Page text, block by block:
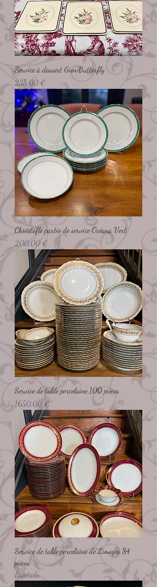
Service à dessert Gien Butterfly
Preço
235,00 €
Christofle partie de service Océana Vert
Preço
200,00 €
Service de table porcelaine 100 pièces
Preço
1650,00 €
Service de table porcelaine de Limoges 84
pièces
Esgotado